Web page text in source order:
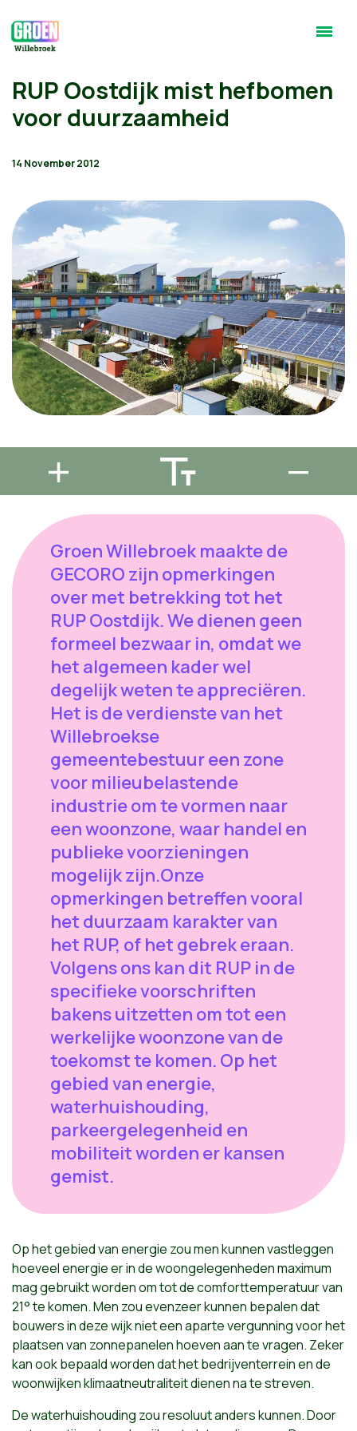
RUP Oostdijk mist hefbomen
voor duurzaamheid
14 November 2012
Groen Willebroek maakte de
GECORO zijn opmerkingen
over met betrekking tot het
RUP Oostdijk. We dienen geen
formeel bezwaar in, omdat we
het algemeen kader wel
degelijk weten te appreciëren.
Het is de verdienste van het
Willebroekse
gemeentebestuur een zone
voor milieubelastende
industrie om te vormen naar
een woonzone, waar handel en
publieke voorzieningen
mogelijk zijn.Onze
opmerkingen betreffen vooral
het duurzaam karakter van
het RUP, of het gebrek eraan.
Volgens ons kan dit RUP in de
specifieke voorschriften
bakens uitzetten om tot een
werkelijke woonzone van de
toekomst te komen. Op het
gebied van energie,
waterhuishouding,
parkeergelegenheid en
mobiliteit worden er kansen
gemist.
Op het gebied van energie zou men kunnen vastleggen
hoeveel energie er in de woongelegenheden maximum
mag gebruikt worden om tot de comforttemperatuur van
21° te komen. Men zou evenzeer kunnen bepalen dat
bouwers in deze wijk niet een aparte vergunning voor het
plaatsen van zonnepanelen hoeven aan te vragen. Zeker
kan ook bepaald worden dat het bedrijventerrein en de
woonwijken klimaatneutraliteit dienen na te streven.
De waterhuishouding zou resoluut anders kunnen. Door